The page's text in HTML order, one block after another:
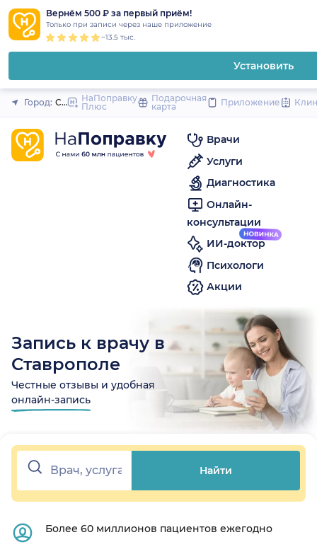
Вернём 500 ₽ за первый приём!
Только при записи через наше приложение
~13.5 тыс.
Установить
Закрыть
Город: СтавропольНаПоправку
Плюс
Подарочная
карта
Приложение
Врачи
Услуги
Диагностика
Онлайн-
консультации
ИИ-доктор
Психологи
Акции
Запись к врачу в
Ставрополе
Честные отзывы и удобная
онлайн-запись
Найти
Более 60 миллионов пациентов ежегодно